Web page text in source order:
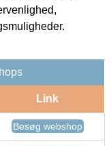
Link
Besøg webshop